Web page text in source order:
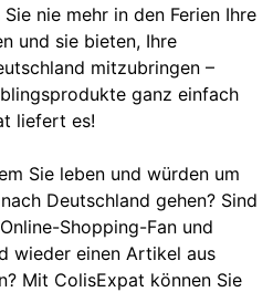
nie mehr in den Ferien Ihre
und sie bieten, Ihre
mitzubringen –
ganz einfach
liefert es!
Sie leben und würden um
Deutschland gehen? Sind
Shopping-Fan und
wieder einen Artikel aus
Mit ColisExpat können Sie